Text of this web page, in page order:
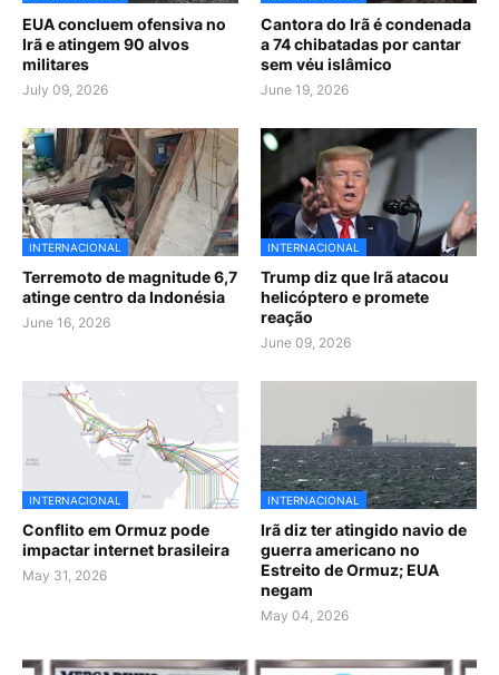
EUA concluem ofensiva no
Irã e atingem 90 alvos
militares
July 09, 2026
Cantora do Irã é condenada
a 74 chibatadas por cantar
sem véu islâmico
June 19, 2026
INTERNACIONAL
Terremoto de magnitude 6,7
atinge centro da Indonésia
June 16, 2026
INTERNACIONAL
Trump diz que Irã atacou
helicóptero e promete
reação
June 09, 2026
INTERNACIONAL
Conflito em Ormuz pode
impactar internet brasileira
May 31, 2026
INTERNACIONAL
Irã diz ter atingido navio de
guerra americano no
Estreito de Ormuz; EUA
negam
May 04, 2026